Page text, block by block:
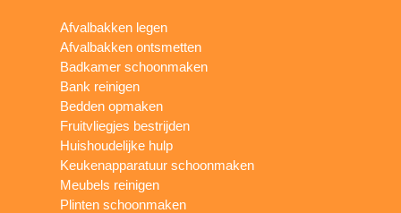
Afvalbakken legen
Afvalbakken ontsmetten
Badkamer schoonmaken
Bank reinigen
Bedden opmaken
Fruitvliegjes bestrijden
Huishoudelijke hulp
Keukenapparatuur schoonmaken
Meubels reinigen
Plinten schoonmaken